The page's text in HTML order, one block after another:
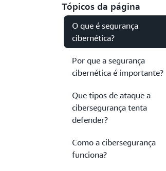
Tópicos da página
O que é segurança
cibernética?
Por que a segurança
cibernética é importante?
Que tipos de ataque a
cibersegurança tenta
defender?
Como a cibersegurança
funciona?